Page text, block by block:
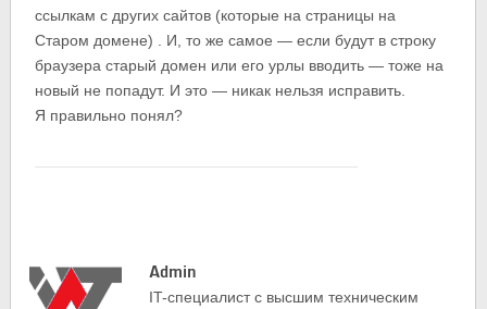
ссылкам с других сайтов (которые на страницы на
Старом домене) . И, то же самое — если будут в строку
браузера старый домен или его урлы вводить — тоже на
новый не попадут. И это — никак нельзя исправить.
Я правильно понял?
Admin
IT-cпециалист с высшим техническим